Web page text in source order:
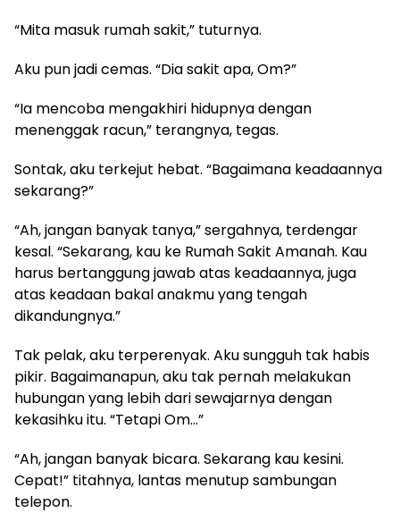
“Mita masuk rumah sakit,” tuturnya.
Aku pun jadi cemas. “Dia sakit apa, Om?”
“Ia mencoba mengakhiri hidupnya dengan
menenggak racun,” terangnya, tegas.
Sontak, aku terkejut hebat. “Bagaimana keadaannya
sekarang?”
“Ah, jangan banyak tanya,” sergahnya, terdengar
kesal. “Sekarang, kau ke Rumah Sakit Amanah. Kau
harus bertanggung jawab atas keadaannya, juga
atas keadaan bakal anakmu yang tengah
dikandungnya.”
Tak pelak, aku terperenyak. Aku sungguh tak habis
pikir. Bagaimanapun, aku tak pernah melakukan
hubungan yang lebih dari sewajarnya dengan
kekasihku itu. “Tetapi Om…”
“Ah, jangan banyak bicara. Sekarang kau kesini.
Cepat!” titahnya, lantas menutup sambungan
telepon.